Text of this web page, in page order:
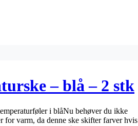
– blå – 2 stk
i blåNu behøver du ikke
varm, da denne ske skifter farver hvis